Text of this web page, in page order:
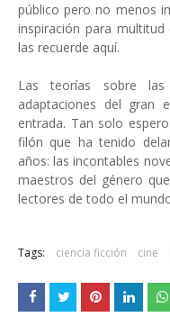
público pero no menos
inspiración para
las recuerde aquí.
Las teorías sobre
adaptaciones del gran
entrada. Tan solo
filón que ha tenido
años: las incontables
maestros del género
lectores de todo el
Tags: ciencia ficción cine